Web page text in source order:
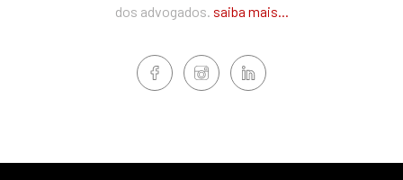
dos advogados. saiba mais...